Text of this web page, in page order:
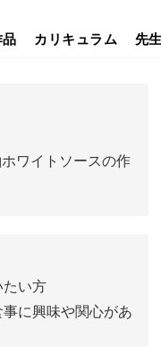
カリキュラム 先
ワイトソースの作
い方
に興味や関心があ